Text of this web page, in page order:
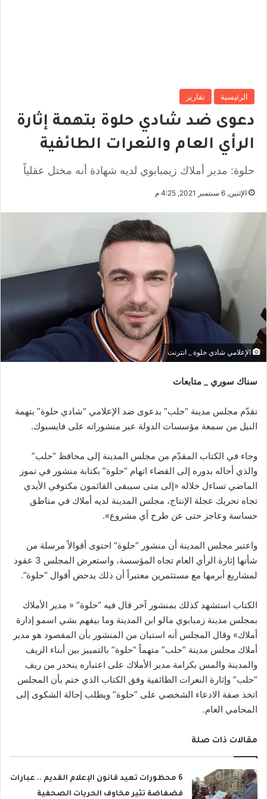
الرئيسية تقارير
دعوى ضد شادي حلوة بتهمة إثارة
الرأي العام والنعرات الطائفية
حلوة: مدير أملاك زيمبابوي لديه شهادة أنه مختل عقلياً
الإثنين, 6 سبتمبر 2021, 4:25 م
الإعلامي شادي حلوة _ انترنت
سناك سوري _ متابعات
تقدّم مجلس مدينة “حلب” بدعوى ضد الإعلامي “شادي حلوة” بتهمة
النيل من سمعة مؤسسات الدولة عبر منشوراته على فايسبوك.
وجاء في الكتاب المقدّم من مجلس المدينة إلى محافظ “حلب”
والذي أحاله بدوره إلى القضاء اتهام “حلوة” بكتابة منشور في تموز
الماضي تساءل خلاله «إلى متى سيبقى القائمون مكتوفي الأيدي
تجاه تحريك عجلة الإنتاج، مجلس المدينة لديه أملاك في مناطق
حساسة وعاجز حتى عن طرح أي مشروع».
واعتبر مجلس المدينة أن منشور “حلوة” احتوى أقوالاً مرسلة من
شأنها إثارة الرأي العام تجاه المؤسسة، واستعرض المجلس 3 عقود
لمشاريع أبرمها مع مستثمرين معتبراً أن ذلك يدحض أقوال “حلوة”.
الكتاب استشهد كذلك بمنشور آخر قال فيه “حلوة” « مدير الأملاك
بمجلس مدينة زمبابوي مالو ابن المدينة وما بيفهم بشي اسمو إدارة
أملاك» وقال المجلس أنه استبان من المنشور بأن المقصود هو مدير
أملاك مجلس مدينة “حلب” متهماً “حلوة” بالتمييز بين أبناء الريف
والمدينة والمس بكرامة مدير الأملاك على اعتباره ينحدر من ريف
“حلب” وإثارة النعرات الطائفية وفق الكتاب الذي ختم بأن المجلس
اتخذ صفة الادعاء الشخصي على “حلوة” ويطلب إحالة الشكوى إلى
المحامي العام.
مقالات ذات صلة
6 محظورات تعيد قانون الإعلام القديم .. عبارات
فضفاضة تثير مخاوف الحريات الصحفية